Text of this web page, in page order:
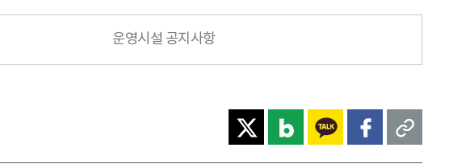
운영시설 공지사항